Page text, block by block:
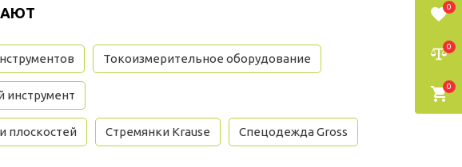
Токоизмерительное оборудование
инструмент
плоскостей Стремянки Krause Спецодежда Gross
0
0
0